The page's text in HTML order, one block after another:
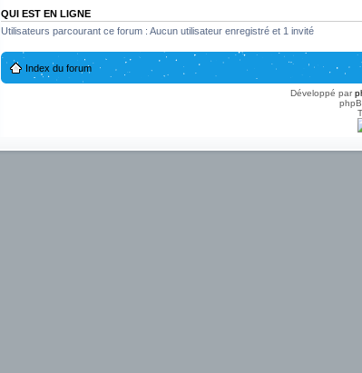
QUI EST EN LIGNE
Utilisateurs parcourant ce forum : Aucun utilisateur enregistré et 1 invité
Index du forum
Développé par